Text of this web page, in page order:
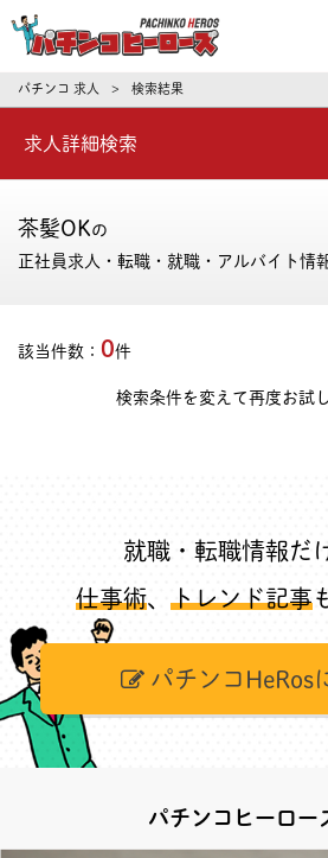
パチンコ求
パチンコ 求人 > 検索結果
求人詳細検索
茶髪OKの
正社員求人・転職・就職・アルバイト情
該当件数： 0件
検索条件を変えて再度お試
就職・転職情報だ
仕事術、 トレンド記事
パチンコHeRos
パチンコヒーロー